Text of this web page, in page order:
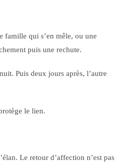
famille qui s’en mêle, ou une
puis une rechute.
Puis deux jours après, l’autre
le lien.
Le retour d’affection n’est pas